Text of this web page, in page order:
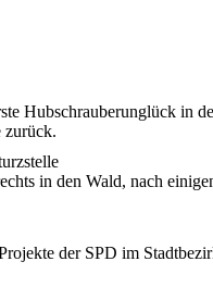
Hubschrauberunglück in
zurück.
in den Wald, nach
der SPD im